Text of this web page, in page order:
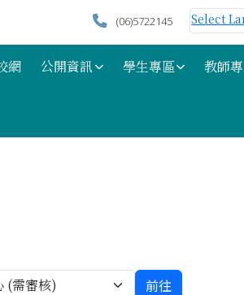
(06)5722145 Select
網 公開資訊 學生專區 教師
約項目，並跳轉至該項目預
前往